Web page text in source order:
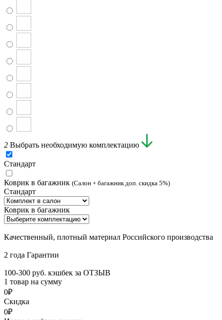
2 Выбрать необходимую комплектацию
Стандарт
Коврик в багажник (Салон + багажник доп. скидка 5%)
Стандарт
Коврик в багажник
Качественный, плотный материал Российского производства
2 года Гарантии
100-300 руб. кэшбек за ОТЗЫВ
1 товар на сумму
0₽
Скидка
0₽